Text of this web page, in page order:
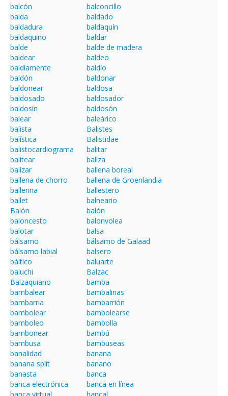
balcón
balconcillo
balda
baldado
baldadura
baldaquín
baldaquino
baldar
balde
balde de madera
baldear
baldeo
baldíamente
baldío
baldón
baldonar
baldonear
baldosa
baldosado
baldosador
baldosín
baldosón
balear
baleárico
balista
Balistes
balística
Balistidae
balistocardiograma
balitar
balitear
baliza
balizar
ballena boreal
ballena de chorro
ballena de Groenlandia
ballerina
ballestero
ballet
balneario
Balón
balón
baloncesto
balonvolea
balotar
balsa
bálsamo
bálsamo de Galaad
bálsamo labial
balsero
báltico
baluarte
baluchi
Balzac
Balzaquiano
bamba
bambalear
bambalinas
bambarria
bambarrión
bambolear
bambolearse
bamboleo
bambolla
bambonear
bambú
bambusa
bambuseas
banalidad
banana
banana split
banano
banasta
banca
banca electrónica
banca en línea